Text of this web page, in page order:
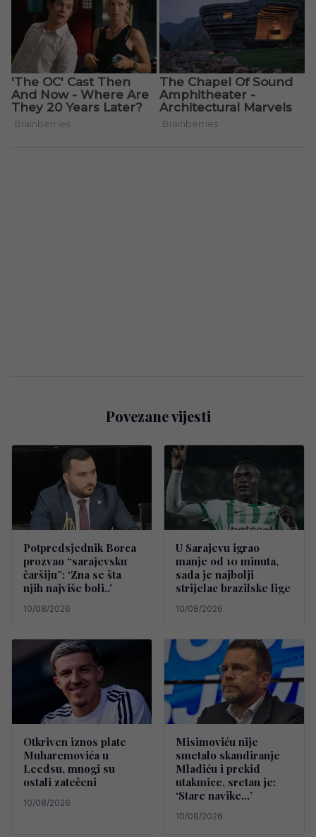
Povezane vijesti
Potpredsjednik Borca
prozvao “sarajevsku
čaršiju”: ‘Zna se šta
njih najviše boli..’
10/08/2026
U Sarajevu igrao
manje od 10 minuta,
sada je najbolji
strijelac brazilske lige
10/08/2026
Otkriven iznos plate
Muharemovića u
Leedsu, mnogi su
ostali zatečeni
10/08/2026
Misimoviću nije
smetalo skandiranje
Mladiću i prekid
utakmice, sretan je:
‘Stare navike…’
10/08/2026